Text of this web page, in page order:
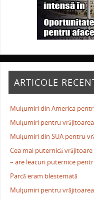
ARTICOLE
Mulţumiri din America
Mulţumiri pentru
Mulţumiri din SUA pentru
Cea mai puternică
– are leacuri puternice
Parcă eram blestemată
Mulţumiri pentru